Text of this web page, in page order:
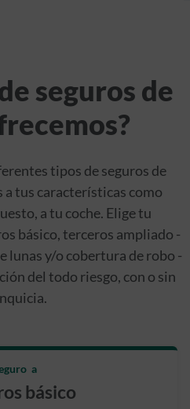
seguros de
tipos de seguros de
a tus características como
a tu coche. Elige tu
básico, terceros ampliado -
lunas y/o cobertura de robo -
del todo riesgo, con o sin
a
básico